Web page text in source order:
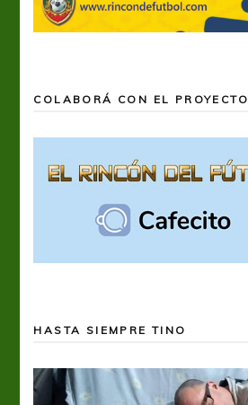
COLABORÁ CON EL PROYECTO
HASTA SIEMPRE TINO